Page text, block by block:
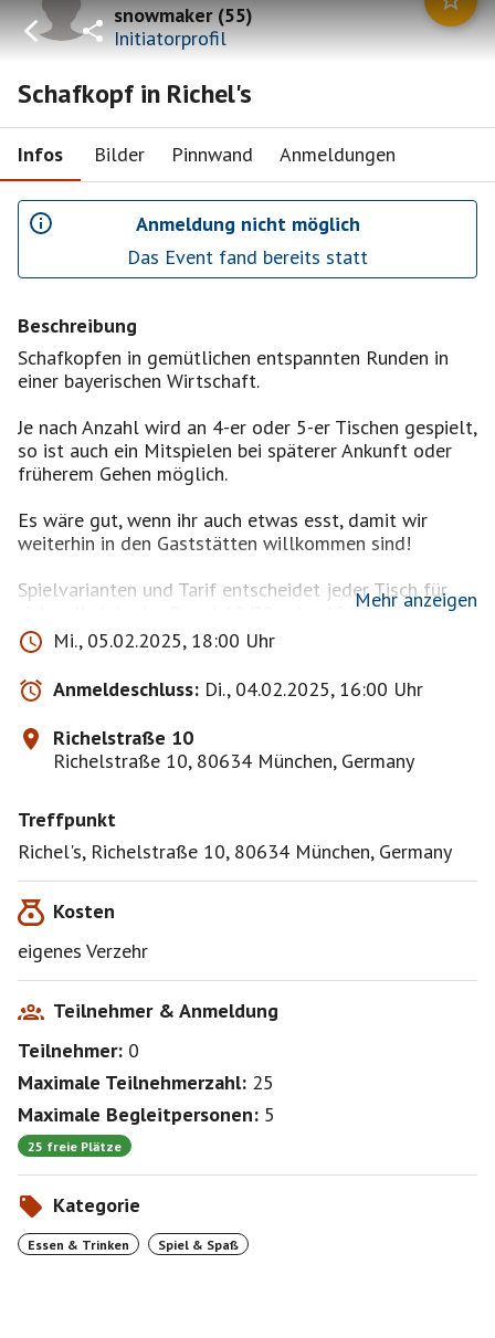
snowmaker(55)
Initiatorprofil
Schafkopf in Richel's
Infos Bilder Pinnwand Anmeldungen
Anmeldung nicht möglich
Das Event fand bereits statt
Beschreibung
Schafkopfen in gemütlichen entspannten Runden in
einer bayerischen Wirtschaft.
Je nach Anzahl wird an 4-er oder 5-er Tischen gespielt,
so ist auch ein Mitspielen bei späterer Ankunft oder
früherem Gehen möglich.
Es wäre gut, wenn ihr auch etwas esst, damit wir
weiterhin in den Gaststätten willkommen sind!
Spielvarianten und Tarif entscheidet jeder Tisch für
sich selbst. In der Regel 10/30 oder 10/20/50 Cent
Gerne können NichtmüSis als Mitspieler oder
Zuschauer mitgebracht werden. Bitte als
Begleitperson mitanmelden
Als Anfänger könnt ihr mich gerne per PN anschreiben.
Ich finde auf jeden Fall eine passende Lösung für
Ich machte eine Gruppe als Versuch hier auf...
(Schafkopf und Mehr)
wird!
Mehr anzeigen
Mi., 05.02.2025, 18:00 Uhr
Anmeldeschluss: Di., 04.02.2025, 16:00 Uhr
Richelstraße 10
Richelstraße 10, 80634 München, Germany
Treffpunkt
Richel's, Richelstraße 10, 80634 München, Germany
Kosten
eigenes Verzehr
Teilnehmer & Anmeldung
Teilnehmer: 0
Maximale Teilnehmerzahl: 25
Maximale Begleitpersonen: 5
25 freie Plätze
Kategorie
Essen & Trinken Spiel & Spaß